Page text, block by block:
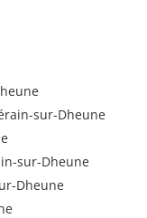
sur-Dheune
sur-Dheune
Dheune